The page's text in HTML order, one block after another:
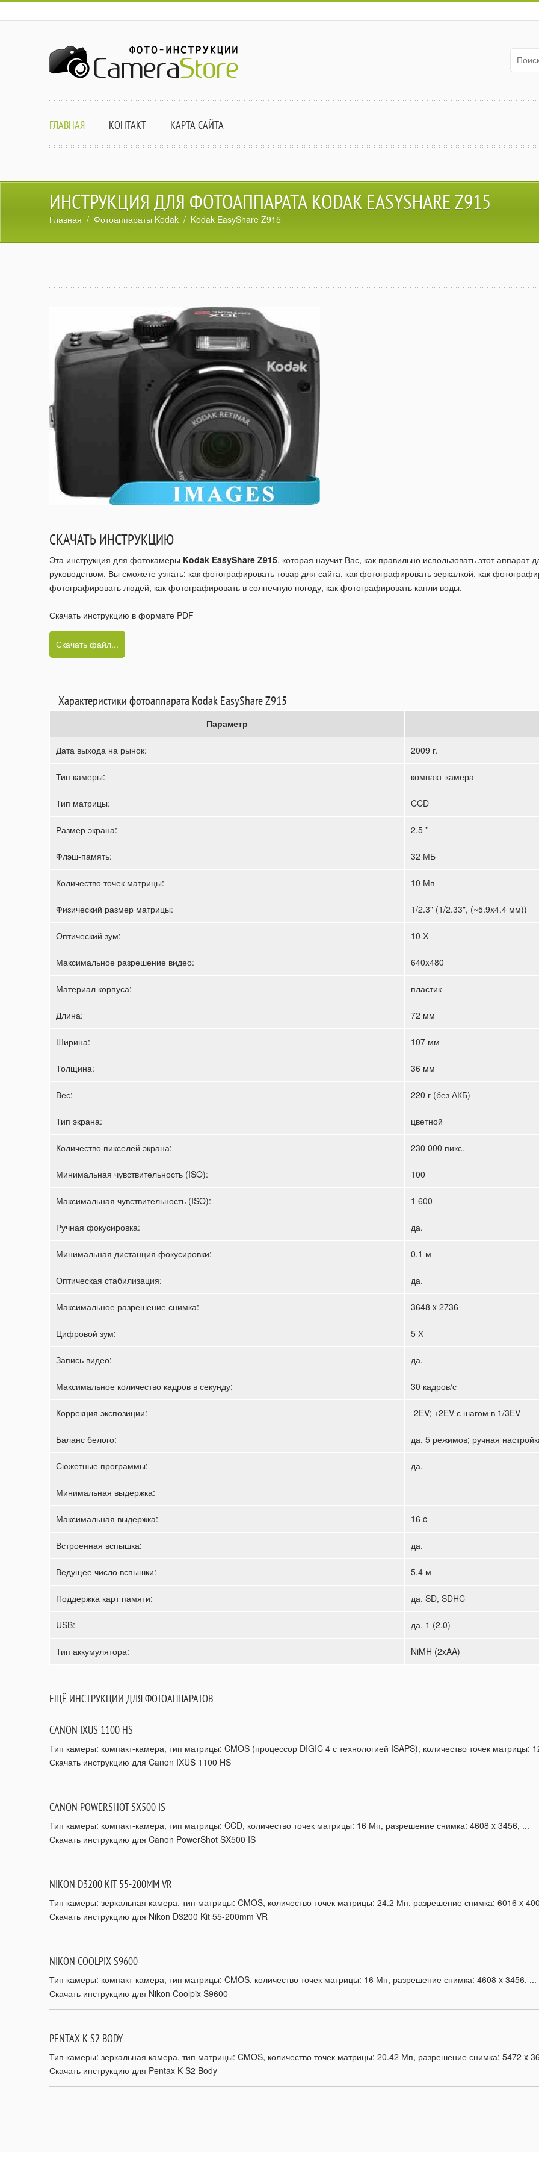
ГЛАВНАЯ КОНТАКТ КАРТА САЙТА
ИНСТРУКЦИЯ ДЛЯ ФОТОАППАРАТА KODAK EASYSHARE Z915
Главная / Фотоаппараты Kodak / Kodak EasyShare Z915
СКАЧАТЬ ИНСТРУКЦИЮ
Эта инструкция для фотокамеры Kodak EasyShare Z915, которая научит Вас, как правильно использовать этот
руководством, Вы сможете узнать: как фотографировать товар для сайта, как фотографировать зеркалкой, как
фотографировать людей, как фотографировать в солнечную погоду, как фотографировать капли воды.
Скачать инструкцию в формате PDF
Скачать файл...
Характеристики фотоаппарата Kodak EasyShare Z915
Параметр
Дата выхода на рынок: 2009 г.
Тип камеры: компакт-камера
Тип матрицы: CCD
Размер экрана: 2.5 ''
Флэш-память: 32 МБ
Количество точек матрицы: 10 Мп
Физический размер матрицы: 1/2.3" (1/2.33", (~5.9x4.4 мм))
Оптический зум: 10 Х
Максимальное разрешение видео: 640x480
Материал корпуса: пластик
Длина: 72 мм
Ширина: 107 мм
Толщина: 36 мм
Вес: 220 г (без АКБ)
Тип экрана: цветной
Количество пикселей экрана: 230 000 пикс.
Минимальная чувствительность (ISO): 100
Максимальная чувствительность (ISO): 1 600
Ручная фокусировка: да.
Минимальная дистанция фокусировки: 0.1 м
Оптическая стабилизация: да.
Максимальное разрешение снимка: 3648 x 2736
Цифровой зум: 5 Х
Запись видео: да.
Максимальное количество кадров в секунду: 30 кадров/с
Коррекция экспозиции: -2EV; +2EV с шагом в 1/3EV
Баланс белого: да. 5 режимов; ручная
Сюжетные программы: да.
Минимальная выдержка:
Максимальная выдержка: 16 c
Встроенная вспышка: да.
Ведущее число вспышки: 5.4 м
Поддержка карт памяти: да. SD, SDHC
USB: да. 1 (2.0)
Тип аккумулятора: NiMH (2xAA)
ЕЩЁ ИНСТРУКЦИИ ДЛЯ ФОТОАППАРАТОВ
CANON IXUS 1100 HS
Тип камеры: компакт-камера, тип матрицы: CMOS (процессор DIGIC 4 с технологией ISAPS), количество точек
Скачать инструкцию для Canon IXUS 1100 HS
CANON POWERSHOT SX500 IS
Тип камеры: компакт-камера, тип матрицы: CCD, количество точек матрицы: 16 Мп, разрешение снимка: 4608 x 3456, ...
Скачать инструкцию для Canon PowerShot SX500 IS
NIKON D3200 KIT 55-200MM VR
Тип камеры: зеркальная камера, тип матрицы: CMOS, количество точек матрицы: 24.2 Мп, разрешение снимка: 6016 x
Скачать инструкцию для Nikon D3200 Kit 55-200mm VR
NIKON COOLPIX S9600
Тип камеры: компакт-камера, тип матрицы: CMOS, количество точек матрицы: 16 Мп, разрешение снимка: 4608 x 3456, ...
Скачать инструкцию для Nikon Coolpix S9600
PENTAX K-S2 BODY
Тип камеры: зеркальная камера, тип матрицы: CMOS, количество точек матрицы: 20.42 Мп, разрешение снимка: 5472 x
Скачать инструкцию для Pentax K-S2 Body